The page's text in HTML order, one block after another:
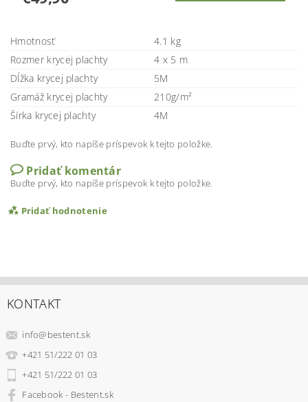
Hmotnosť
4.1 kg
Rozmer krycej plachty
4 x 5 m
Dĺžka krycej plachty
5M
Gramáž krycej plachty
210g/m²
Šírka krycej plachty
4M
Buďte prvý, kto napíše príspevok k tejto položke.
Pridať komentár
Buďte prvý, kto napíše príspevok k tejto položke.
Pridať hodnotenie
KONTAKT
info@bestent.sk
+421 51/222 01 03
+421 51/222 01 03
Facebook - Bestent.sk